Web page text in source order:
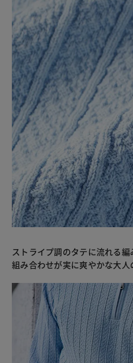
ストライプ調のタテに流れる
組み合わせが実に爽やかな大人